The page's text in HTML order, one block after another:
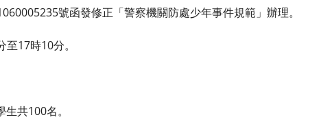
號函發修正「警察機關防處少年事件規範」辦理。
17時10分。
共100名。